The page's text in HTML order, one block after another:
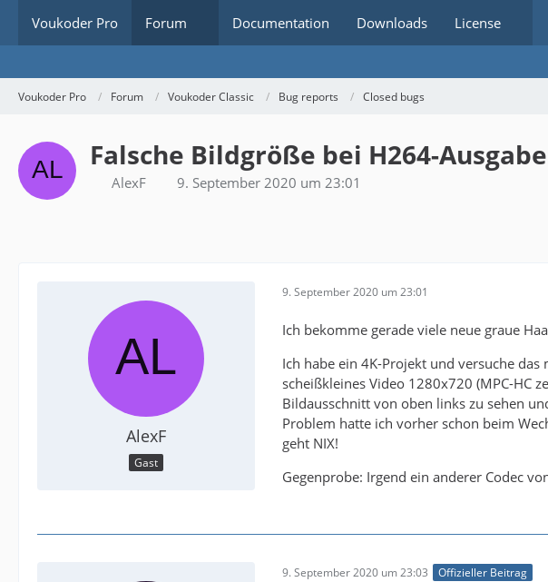
Voukoder Pro Forum Documentation Downloads License
Voukoder Pro Forum Voukoder Classic Bug reports Closed bugs
Falsche Bildgröße bei H264-Ausgabe
AlexF 9. September 2020 um 23:01
AlexF
Gast
9. September 2020 um 23:01
Ich bekomme gerade viele neue graue
Ich habe ein 4K-Projekt und versuche
scheißkleines Video 1280x720 (MPC-HC
Bildausschnitt von oben links zu sehen
Problem hatte ich vorher schon beim
geht NIX!
Gegenprobe: Irgend ein anderer Codec
9. September 2020 um 23:03 Offizieller Beitrag